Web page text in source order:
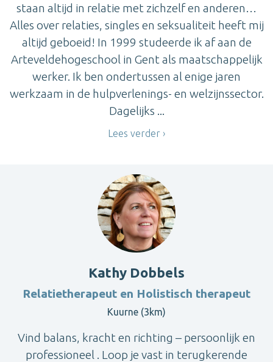
staan altijd in relatie met zichzelf en anderen…
Alles over relaties, singles en seksualiteit heeft mij
altijd geboeid! In 1999 studeerde ik af aan de
Arteveldehogeschool in Gent als maatschappelijk
werker. Ik ben ondertussen al enige jaren
werkzaam in de hulpverlenings- en welzijnssector.
Dagelijks ...
Lees verder
Kathy Dobbels
Relatietherapeut en Holistisch therapeut
Kuurne (3km)
Vind balans, kracht en richting – persoonlijk en
professioneel . Loop je vast in terugkerende